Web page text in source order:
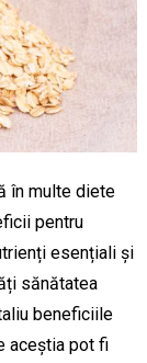
în multe diete
pentru
esențiali și
sănătatea
beneficiile
aceștia pot fi